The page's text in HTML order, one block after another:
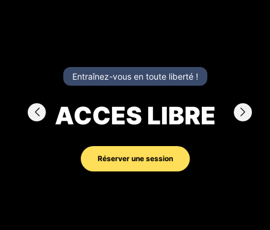
Entraînez-vous en toute liberté !
ACCES LIBRE
Réserver une session